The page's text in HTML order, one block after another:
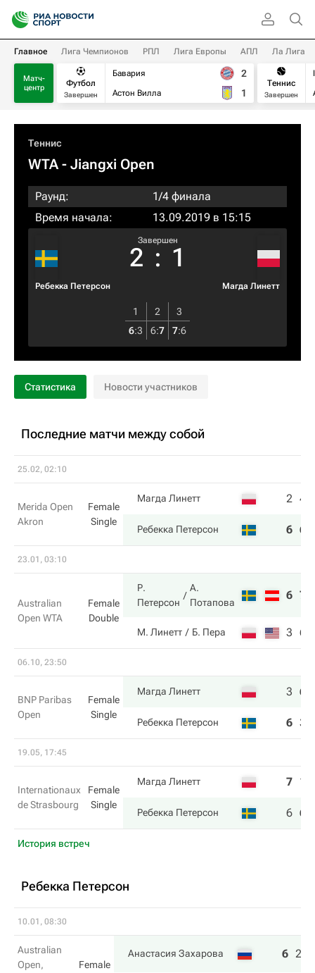
Главное Лига Чемпионов РПЛ Лига Европы АПЛ Ла Лига
Матч-
центр
Футбол
Завершен
Бавария
Астон Вилла
2
1
Теннис
Завершен
Теннис
WTA- Jiangxi Open
Раунд:
1/4 финала
Время начала:
13.09.2019 в 15:15
Ребекка Петерсон
Завершен
2 : 1
Магда Линетт
1 2
3
6:3 6:7 7:6
Статистика Новости участников
Последние матчи между собой
25.02, 02:10
Merida Open
Akron
Female
Single
Магда Линетт 2 4
Ребекка Петерсон 6 6
23.01, 03:10
Australian
Open WTA
Female
Double
Р.
Петерсон
А.
Потапова
6 7
М. Линетт Б. Пера 3 6
06.10, 23:50
BNP Paribas
Open
Female
Single
Магда Линетт 3 6
Ребекка Петерсон 6 3
19.05, 17:45
Internationaux
de Strasbourg
Female
Single
Магда Линетт 7 1
Ребекка Петерсон 6 6
История встреч
Ребекка Петерсон
10.01, 08:30
Australian
Open,
Female
Анастасия Захарова 6 2